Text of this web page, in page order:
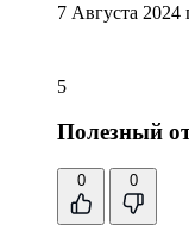
7 Августа 2024
5
Полезный
0 0